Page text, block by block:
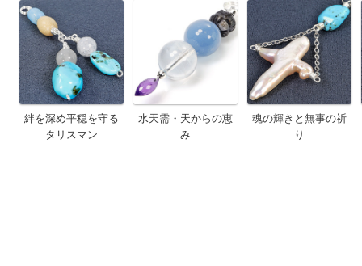
絆を深め平穏を守る
タリスマン
水天需・天からの恵
み
魂の輝きと無事の祈
り